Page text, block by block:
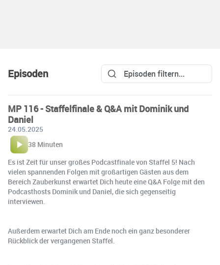
Episoden
MP 116 - Staffelfinale & Q&A mit Dominik und
Daniel
24.05.2025
38 Minuten
Es ist Zeit für unser großes Podcastfinale von Staffel 5! Nach
vielen spannenden Folgen mit großartigen Gästen aus dem
Bereich Zauberkunst erwartet Dich heute eine Q&A Folge mit den
Podcasthosts Dominik und Daniel, die sich gegenseitig
interviewen.
Außerdem erwartet Dich am Ende noch ein ganz besonderer
Rückblick der vergangenen Staffel.